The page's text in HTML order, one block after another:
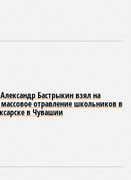
Александр Бастрыкин взял на
отравление школьников в
в Чувашии